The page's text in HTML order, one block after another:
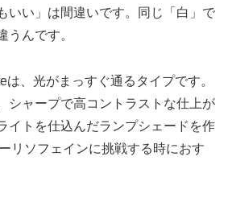
いい」は間違いです。同じ「白」で
うんです。
は、光がまっすぐ通るタイプです。
シャープで高コントラストな仕上が
イトを仕込んだランプシェードを作
リソフェインに挑戦する時におす